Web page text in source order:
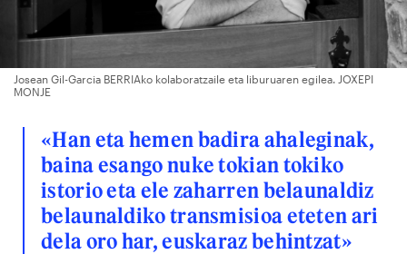
Josean Gil-Garcia BERRIAko kolaboratzaile eta liburuaren egilea. JOXEPI
MONJE
«Han eta hemen badira ahaleginak,
baina esango nuke tokian tokiko
istorio eta ele zaharren belaunaldiz
belaunaldiko transmisioa eteten ari
dela oro har, euskaraz behintzat»